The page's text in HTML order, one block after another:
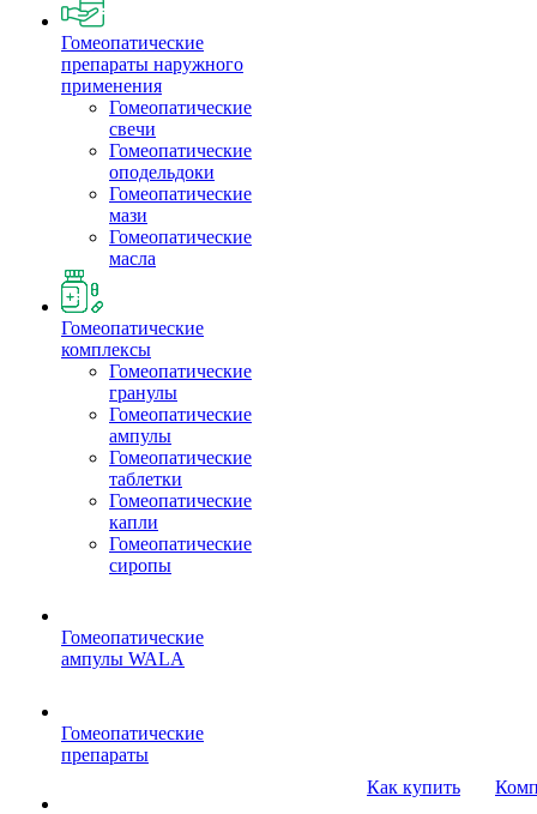
Гомеопатические
препараты наружного
применения
Гомеопатические
свечи
Гомеопатические
оподельдоки
Гомеопатические
мази
Гомеопатические
масла
Гомеопатические
комплексы
Гомеопатические
гранулы
Гомеопатические
ампулы
Гомеопатические
таблетки
Гомеопатические
капли
Гомеопатические
сиропы
Гомеопатические
ампулы WALA
Гомеопатические
препараты
Как купить